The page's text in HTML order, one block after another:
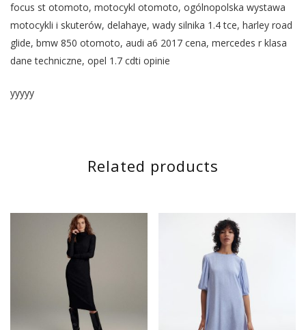
focus st otomoto, motocykl otomoto, ogólnopolska wystawa
motocykli i skuterów, delahaye, wady silnika 1.4 tce, harley road
glide, bmw 850 otomoto, audi a6 2017 cena, mercedes r klasa
dane techniczne, opel 1.7 cdti opinie
yyyyy
Related products